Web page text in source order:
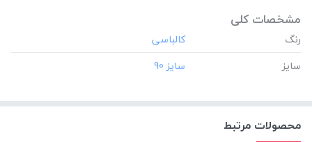
مشخصات کلی
رنگ
سایز
محصولات مرتبط